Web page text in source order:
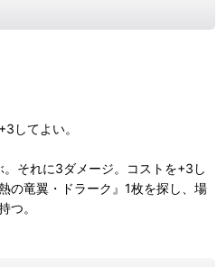
してよい。
それに3ダメージ。コストを+3し
の竜翼・ドラーク』1枚を探し、場
つ。